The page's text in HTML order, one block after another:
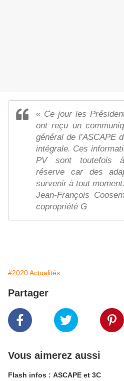
« Ce jour les
ont reçu un
général de l’ASCAPE
intégrale. Ces
PV sont toutefois
réserve car des
survenir à tout
Jean-François
copropriété G
#2020 Actualités
Partager
Vous aimerez aussi
Flash infos : ASCAPE et 3C